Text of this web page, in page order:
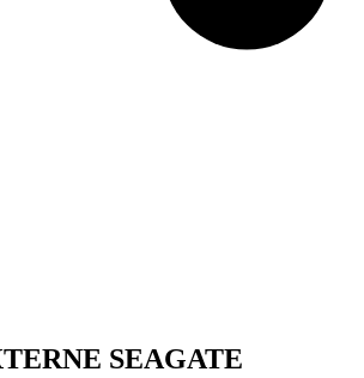
SEAGATE